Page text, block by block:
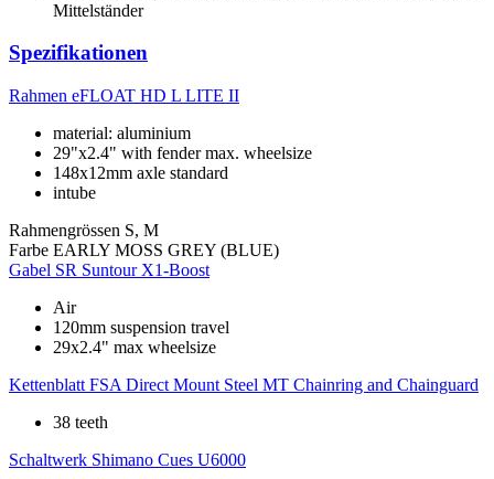
Mittelständer
Spezifikationen
Rahmen eFLOAT HD L LITE II
material: aluminium
29"x2.4" with fender max. wheelsize
148x12mm axle standard
intube
Rahmengrössen S, M
Farbe EARLY MOSS GREY (BLUE)
Gabel SR Suntour X1-Boost
Air
120mm suspension travel
29x2.4" max wheelsize
Kettenblatt FSA Direct Mount Steel MT Chainring and Chainguard
38 teeth
Schaltwerk Shimano Cues U6000